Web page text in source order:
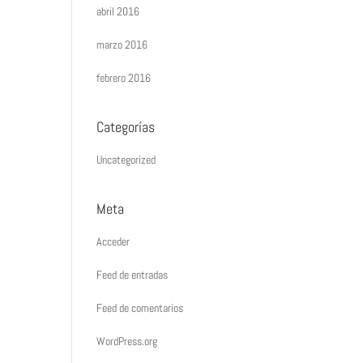
abril 2016
marzo 2016
febrero 2016
Categorías
Uncategorized
Meta
Acceder
Feed de entradas
Feed de comentarios
WordPress.org